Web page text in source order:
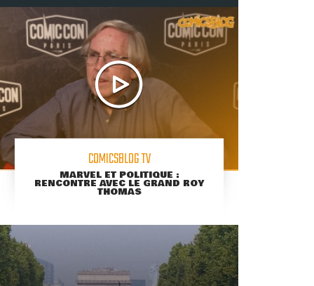
COMICSBLOG TV
MARVEL ET POLITIQUE :
RENCONTRE AVEC LE GRAND ROY
THOMAS